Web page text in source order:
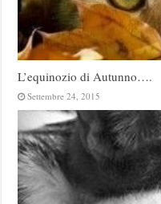
L’equinozio di Autunno….
Settembre 24, 2015